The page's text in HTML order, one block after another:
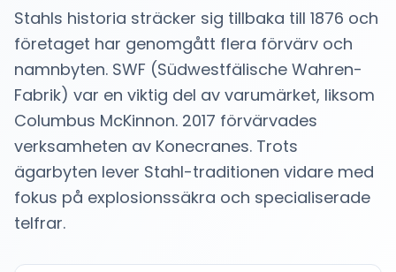
Stahls historia sträcker sig tillbaka till 1876 och
företaget har genomgått flera förvärv och
namnbyten. SWF (Südwestfälische Wahren-
Fabrik) var en viktig del av varumärket, liksom
Columbus McKinnon. 2017 förvärvades
verksamheten av Konecranes. Trots
ägarbyten lever Stahl-traditionen vidare med
fokus på explosionssäkra och specialiserade
telfrar.